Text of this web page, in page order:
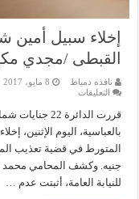
إخلاء سبيل
القبطى /مجدي
نافذه دمياط 8 مايو، 2017
التعليقاتعلى
سبيل
أمين
شرطة
متهم
بتعذيب
المواطن
القبطى
/
قررت الدائرة
بالعباسية، اليوم الإثنين،
المتورط في قضية تعذيب
جنيه. وكشف المحامي محمد
للنيابة العامة، أثبتت عدم …